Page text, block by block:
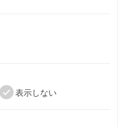
表示しない